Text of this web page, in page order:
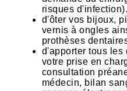
risques d'infection).
d'ôter vos bijoux,
vernis à ongles
prothèses
d'apporter tous les
votre prise en
consultation
médecin, bilan